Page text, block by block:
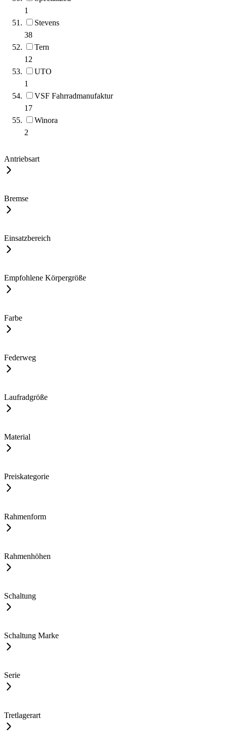
1
Stevens
38
Tern
12
UTO
1
VSF Fahrradmanufaktur
17
Winora
2
Antriebsart
Bremse
Einsatzbereich
Empfohlene Körpergröße
Farbe
Federweg
Laufradgröße
Material
Preiskategorie
Rahmenform
Rahmenhöhen
Schaltung
Schaltung Marke
Serie
Tretlagerart